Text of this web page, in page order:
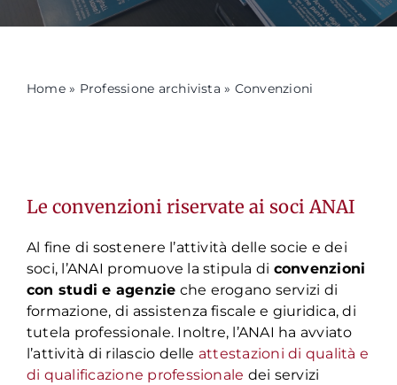
PER:
Home» Professione archivista » Convenzioni
Le convenzioni riservate ai soci ANAI
Al fine di sostenere l’attività delle socie e dei
soci, l’ANAI promuove la stipula di convenzioni
con studi e agenzie che erogano servizi di
formazione, di assistenza fiscale e giuridica, di
tutela professionale. Inoltre, l’ANAI ha avviato
l’attività di rilascio delle attestazioni di qualità e
di qualificazione professionale dei servizi